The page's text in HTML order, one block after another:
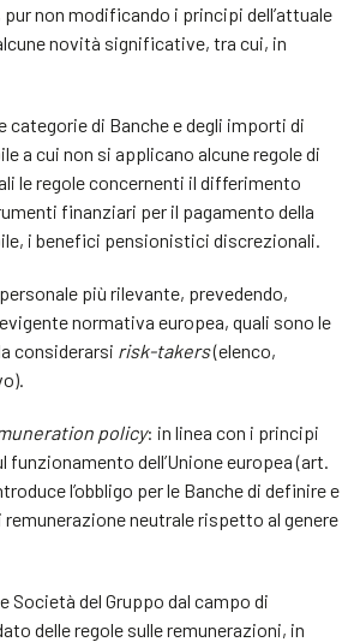
pur non modificando i principi dell’attuale
novità significative, tra cui, in
categorie di Banche e degli importi di
a cui non si applicano alcune regole di
le regole concernenti il differimento
finanziari per il pagamento della
i benefici pensionistici discrezionali.
più rilevante, prevedendo,
normativa europea, quali sono le
considerarsi risk-takers(elenco,
policy: in linea con i principi
dell’Unione europea (art.
l’obbligo per le Banche di definire e
neutrale rispetto al genere
Società del Gruppo dal campo di
delle regole sulle remunerazioni, in